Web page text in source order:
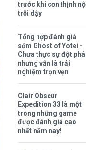
trước khi cơn thịnh nộ
trỗi dậy
Tổng hợp đánh giá
sớm Ghost of Yotei -
Chưa thực sự đột phá
nhưng vẫn là trải
nghiệm trọn vẹn
Clair Obscur
Expedition 33 là một
trong những game
được đánh giá cao
nhất năm nay!